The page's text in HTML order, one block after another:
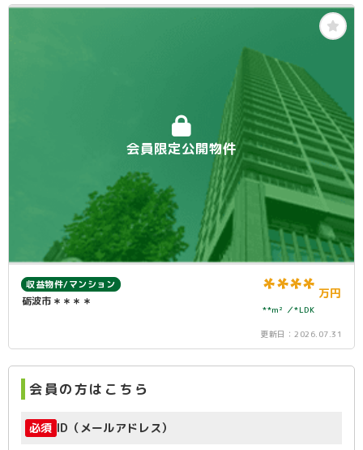
会員限定公開物件
収益物件/マンション
砺波市＊＊＊＊ **** 万円
**m² *LDK
更新日： 2026.07.31
会員の方はこちら
必須 ID（メールアドレス）